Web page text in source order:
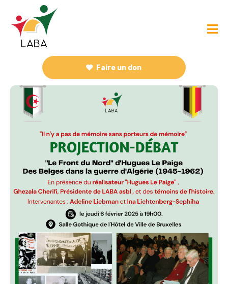
Faire un don